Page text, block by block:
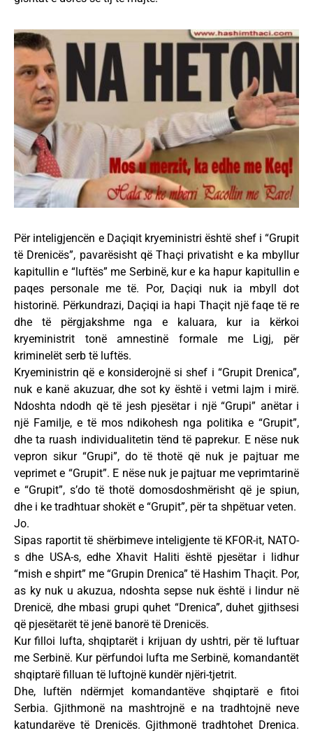
Për inteligjencën e Daçiqit kryeministri është shef i “Grupit
të Drenicës”, pavarësisht që Thaçi privatisht e ka mbyllur
kapitullin e “luftës” me Serbinë, kur e ka hapur kapitullin e
paqes personale me të. Por, Daçiqi nuk ia mbyll dot
historinë. Përkundrazi, Daçiqi ia hapi Thaçit një faqe të re
dhe të përgjakshme nga e kaluara, kur ia kërkoi
kryeministrit tonë amnestinë formale me Ligj, për
kriminelët serb të luftës.
Kryeministrin që e konsiderojnë si shef i “Grupit Drenica”,
nuk e kanë akuzuar, dhe sot ky është i vetmi lajm i mirë.
Ndoshta ndodh që të jesh pjesëtar i një “Grupi” anëtar i
një Familje, e të mos ndikohesh nga politika e “Grupit”,
dhe ta ruash individualitetin tënd të paprekur. E nëse nuk
vepron sikur “Grupi”, do të thotë që nuk je pajtuar me
veprimet e “Grupit”. E nëse nuk je pajtuar me veprimtarinë
e “Grupit”, s’do të thotë domosdoshmërisht që je spiun,
dhe i ke tradhtuar shokët e “Grupit”, për ta shpëtuar veten.
Jo.
Sipas raportit të shërbimeve inteligjente të KFOR-it, NATO-
s dhe USA-s, edhe Xhavit Haliti është pjesëtar i lidhur
“mish e shpirt” me “Grupin Drenica” të Hashim Thaçit. Por,
as ky nuk u akuzua, ndoshta sepse nuk është i lindur në
Drenicë, dhe mbasi grupi quhet “Drenica”, duhet gjithsesi
që pjesëtarët të jenë banorë të Drenicës.
Kur filloi lufta, shqiptarët i krijuan dy ushtri, për të luftuar
me Serbinë. Kur përfundoi lufta me Serbinë, komandantët
shqiptarë filluan të luftojnë kundër njëri-tjetrit.
Dhe, luftën ndërmjet komandantëve shqiptarë e fitoi
Serbia. Gjithmonë na mashtrojnë e na tradhtojnë neve
katundarëve të Drenicës. Gjithmonë tradhtohet Drenica.